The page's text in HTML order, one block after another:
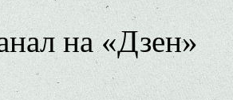
на «Дзен»